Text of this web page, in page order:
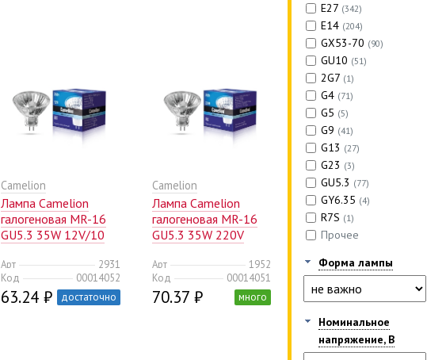
Camelion
Лампа Camelion
галогеновая MR-16
GU5.3 35W 12V/10
Арт
2931
Код
00014052
63.24 ₽ достаточно
Camelion
Лампа Camelion
галогеновая MR-16
GU5.3 35W 220V
Арт
1952
Код
00014051
70.37 ₽ много
Е27 (342)
Е14 (204)
GX53-70 (90)
GU10 (51)
2G7 (1)
G4 (71)
G5 (5)
G9 (41)
G13 (27)
G23 (3)
GU5.3 (77)
GY6.35 (4)
R7S (1)
Прочее
Форма лампы
Номинальное
напряжение, В